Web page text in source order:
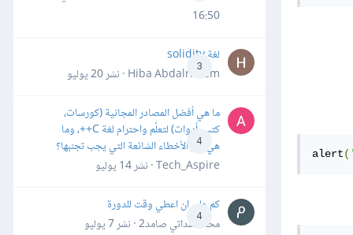
alert(
16:50
3
لغة solidity
Hiba Abdalrheem · نشر
20 يوليو
4
ما هي أفضل المصادر المجانية (كورسات،
كتب، أدوات) لتعلّم واحترام لغة C++، وما
هي أهم الأخطاء الشائعة التي يجب تجنبها؟
Tech_Aspire · نشر
14 يوليو
4
كم علي ان اعطي وقت للدورة
محمد سداتي صامد2 · نشر
7 يوليو